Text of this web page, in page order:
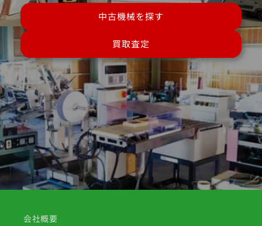
中古機械を探す
買取査定
会社概要